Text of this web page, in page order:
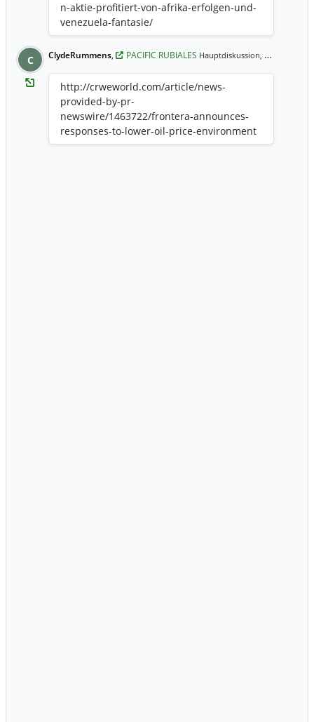
n-aktie-profitiert-von-afrika-erfolgen-und-
venezuela-fantasie/
C ClydeRummens, PACIFIC RUBIALES Hauptdiskussion,
http://crweworld.com/article/news-
provided-by-pr-
newswire/1463722/frontera-announces-
responses-to-lower-oil-price-environment